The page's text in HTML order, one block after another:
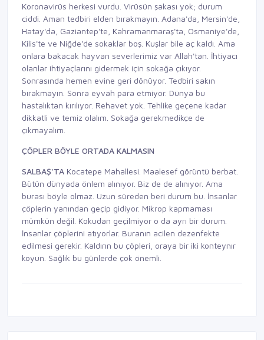
Koronavirüs herkesi vurdu. Virüsün şakası yok; durum
ciddi. Aman tedbiri elden bırakmayın. Adana'da, Mersin'de,
Hatay'da, Gaziantep'te, Kahramanmaraş'ta, Osmaniye'de,
Kilis'te ve Niğde'de sokaklar boş. Kuşlar bile aç kaldı. Ama
onlara bakacak hayvan severlerimiz var Allah'tan. İhtiyacı
olanlar ihtiyaçlarını gidermek için sokağa çıkıyor.
Sonrasında hemen evine geri dönüyor. Tedbiri sakın
bırakmayın. Sonra eyvah para etmiyor. Dünya bu
hastalıktan kırılıyor. Rehavet yok. Tehlike geçene kadar
dikkatli ve temiz olalım. Sokağa gerekmedikçe de
çıkmayalım.
ÇÖPLER BÖYLE ORTADA KALMASIN
SALBAŞ'TA Kocatepe Mahallesi. Maalesef görüntü berbat.
Bütün dünyada önlem alınıyor. Biz de de alınıyor. Ama
burası böyle olmaz. Uzun süreden beri durum bu. İnsanlar
çöplerin yanından geçip gidiyor. Mikrop kapmaması
mümkün değil. Kokudan geçilmiyor o da ayrı bir durum.
İnsanlar çöplerini atıyorlar. Buranın acilen dezenfekte
edilmesi gerekir. Kaldırın bu çöpleri, oraya bir iki konteynır
koyun. Sağlık bu günlerde çok önemli.